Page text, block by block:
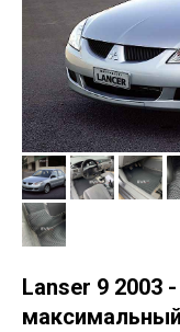
Lanser 9 2003